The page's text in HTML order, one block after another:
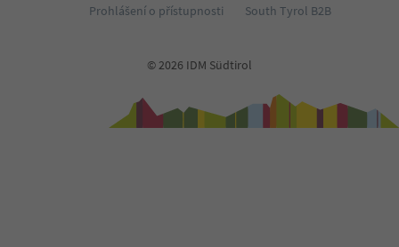
Prohlášení o přístupnosti
South Tyrol B2B
© 2026 IDM Südtirol